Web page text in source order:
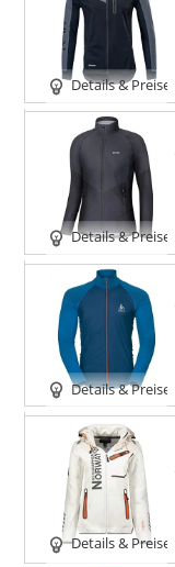
Details & Preise
Details & Preise
Details & Preise
Details & Preise